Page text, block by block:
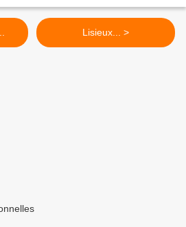
Lisieux... >